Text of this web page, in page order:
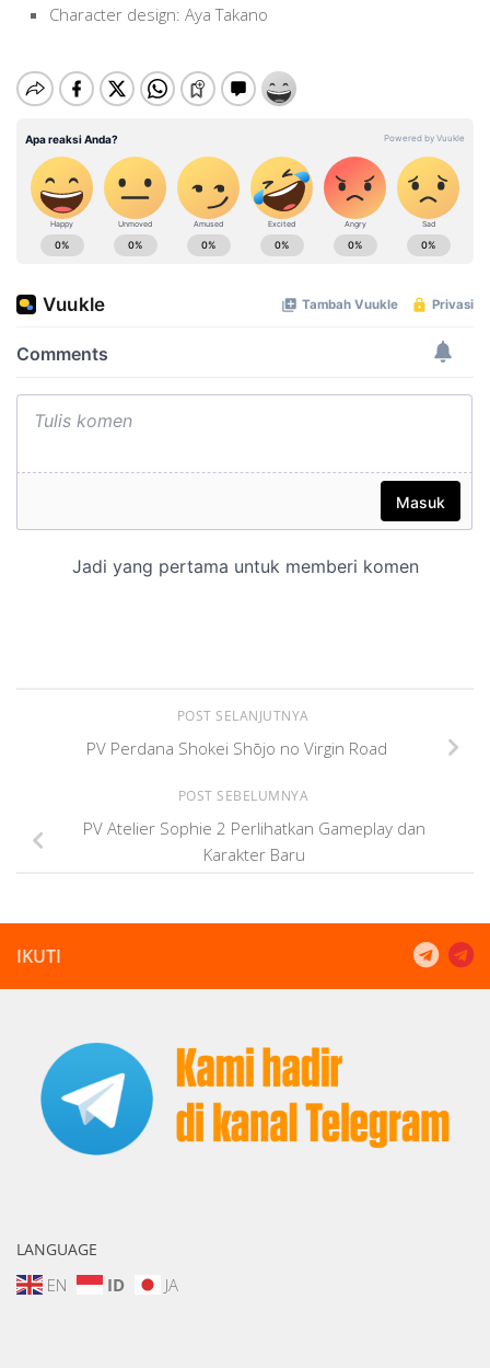
Character design: Aya Takano
POST SELANJUTNYA
PV Perdana Shokei Shōjo no Virgin Road
POST SEBELUMNYA
PV Atelier Sophie 2 Perlihatkan Gameplay dan
Karakter Baru
IKUTI
LANGUAGE
EN ID JA